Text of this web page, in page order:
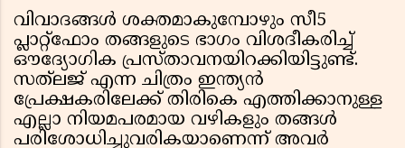
വിവാദങ്ങൾ ശക്തമാകുമ്പോഴും സീ5
പ്ലാറ്റ്‌ഫോം തങ്ങളുടെ ഭാഗം വിശദീകരിച്ച്
ഔദ്യോഗിക പ്രസ്താവനയിറക്കിയിട്ടുണ്ട്.
സത്‌ലജ് എന്ന ചിത്രം ഇന്ത്യൻ
പ്രേക്ഷകരിലേക്ക് തിരികെ എത്തിക്കാനുള്ള
എല്ലാ നിയമപരമായ വഴികളും തങ്ങൾ
പരിശോധിച്ചുവരികയാണെന്ന് അവർ